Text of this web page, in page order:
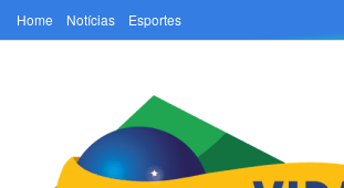
Home Notícias Esportes